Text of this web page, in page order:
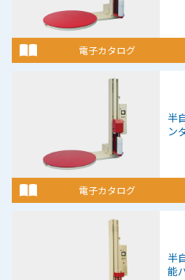
電子カタログ
半
ン
電子カタログ
半
能